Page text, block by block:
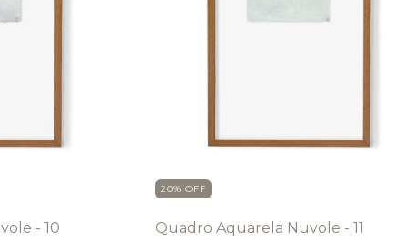
- 10
20% OFF
Quadro Aquarela Nuvole - 11